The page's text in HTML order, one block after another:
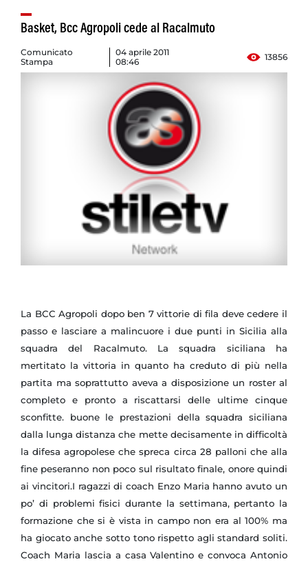
Basket, Bcc Agropoli cede al Racalmuto
Comunicato
Stampa
04 aprile 2011
08:46
13856
La BCC Agropoli dopo ben 7 vittorie di fila deve cedere il
passo e lasciare a malincuore i due punti in Sicilia alla
squadra del Racalmuto. La squadra siciliana ha
mertitato la vittoria in quanto ha creduto di più nella
partita ma soprattutto aveva a disposizione un roster al
completo e pronto a riscattarsi delle ultime cinque
sconfitte. buone le prestazioni della squadra siciliana
dalla lunga distanza che mette decisamente in difficoltà
la difesa agropolese che spreca circa 28 palloni che alla
fine peseranno non poco sul risultato finale, onore quindi
ai vincitori.I ragazzi di coach Enzo Maria hanno avuto un
po’ di problemi fisici durante la settimana, pertanto la
formazione che si è vista in campo non era al 100% ma
ha giocato anche sotto tono rispetto agli standard soliti.
Coach Maria lascia a casa Valentino e convoca Antonio